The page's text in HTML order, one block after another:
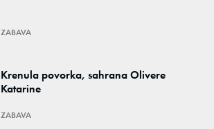
ZABAVA
Krenula povorka, sahrana Olivere
Katarine
ZABAVA